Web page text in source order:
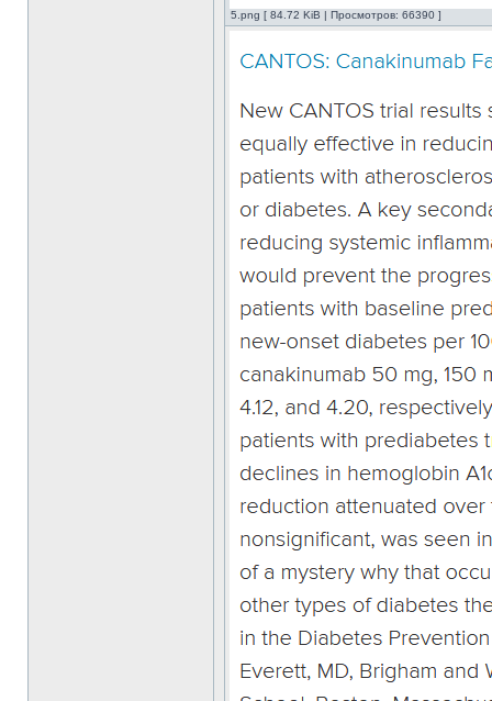
5.png [ 84.72 KiB | Просмотров: 66390 ]